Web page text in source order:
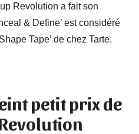
Revolution a fait son
& Define’ est considéré
Tape’ de chez Tarte.
petit prix de